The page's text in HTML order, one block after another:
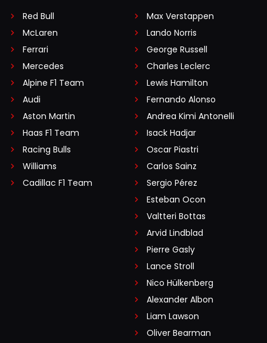
Red Bull
McLaren
Ferrari
Mercedes
Alpine F1 Team
Audi
Aston Martin
Haas F1 Team
Racing Bulls
Williams
Cadillac F1 Team
Max Verstappen
Lando Norris
George Russell
Charles Leclerc
Lewis Hamilton
Fernando Alonso
Andrea Kimi Antonelli
Isack Hadjar
Oscar Piastri
Carlos Sainz
Sergio Pérez
Esteban Ocon
Valtteri Bottas
Arvid Lindblad
Pierre Gasly
Lance Stroll
Nico Hülkenberg
Alexander Albon
Liam Lawson
Oliver Bearman